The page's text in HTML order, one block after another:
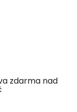
zdarma nad